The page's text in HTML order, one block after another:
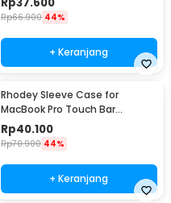
AK03
Rp37.600
Rp66.900 44%
+ Keranjang
Rhodey Sleeve Case for
MacBook Pro Touch Bar
Neoprene with Pouch 15.6 Inch
- YG6005
Rp40.100
Rp70.900 44%
+ Keranjang